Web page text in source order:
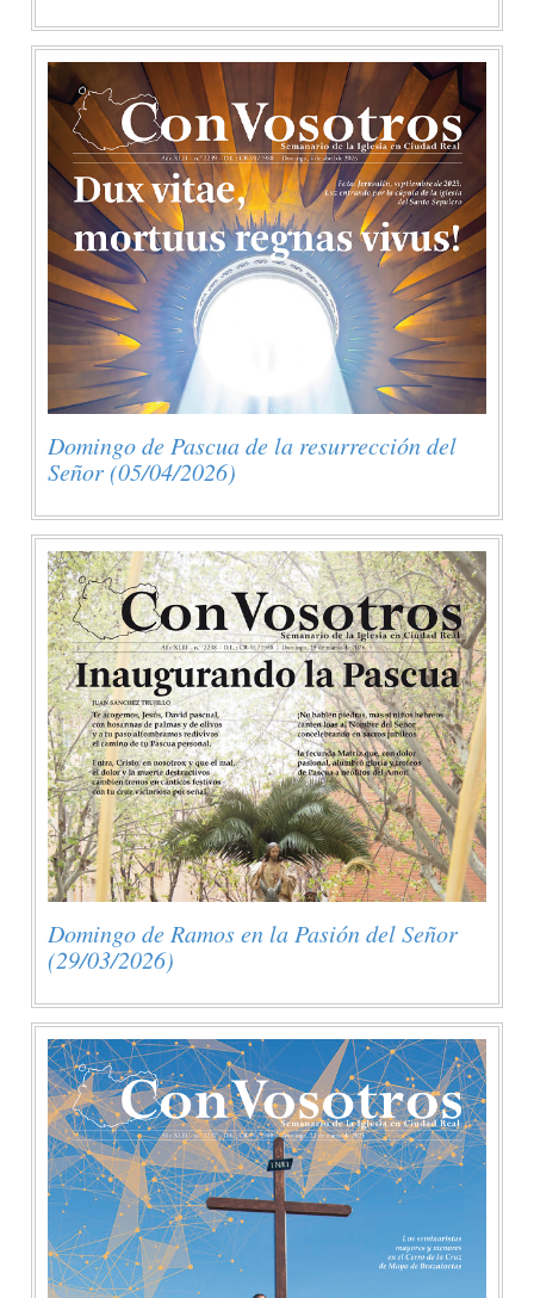
Domingo de Pascua de la resurrección del
Señor (05/04/2026)
Domingo de Ramos en la Pasión del Señor
(29/03/2026)